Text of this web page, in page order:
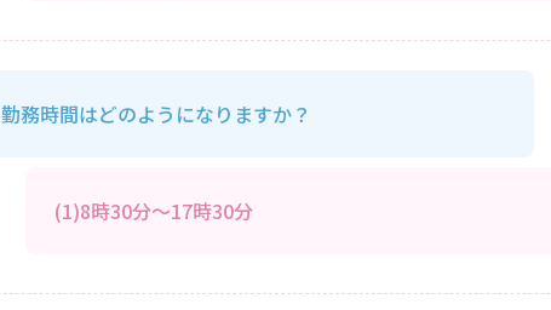
勤務時間はどのようになりますか？
(1)8時30分～17時30分